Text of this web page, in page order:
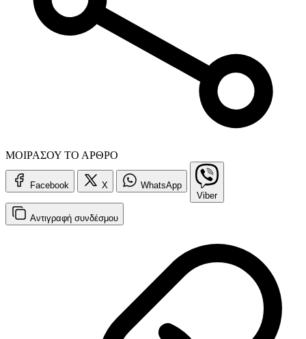
ΜΟΙΡΑΣΟΥ ΤΟ ΑΡΘΡΟ
Facebook X
WhatsApp
Viber
Αντιγραφή συνδέσμου